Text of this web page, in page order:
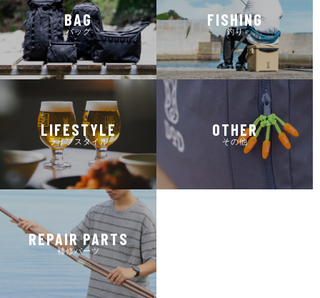
BAG
バッグ
FISHING
釣り
LIFESTYLE
ライフスタイル
OTHER
その他
REPAIR PARTS
補修パーツ